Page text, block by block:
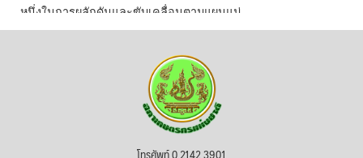
หนึ่งในการผลักดันและขับเคลื่อนตามแผนแม่
บทเพื่อพั ...See More
ไม่สามารถดูเนื้อหานี้ได้ในขณะนี้
สภาเกษตรกรแห่งชาติโทรศัพท์ 0 2142 3901